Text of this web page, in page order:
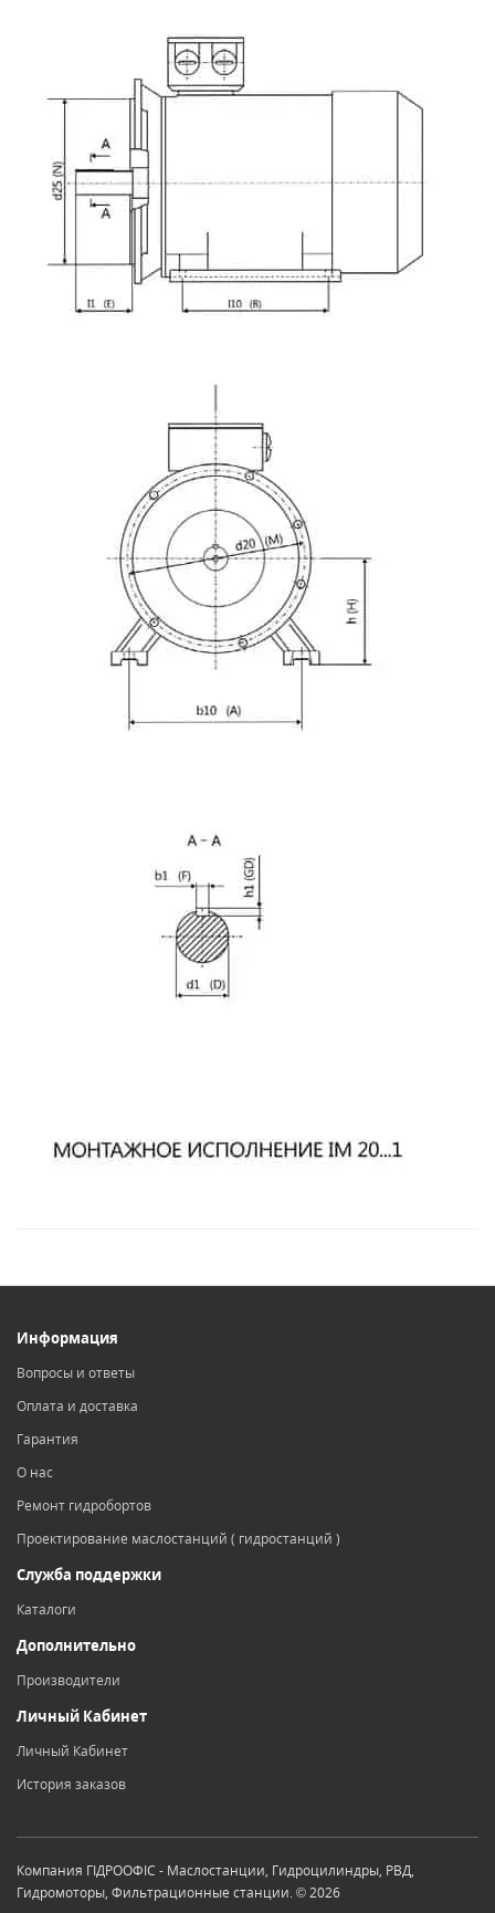
Информация
Вопросы и ответы
Оплата и доставка
Гарантия
О нас
Ремонт гидробортов
Проектирование маслостанций ( гидростанций )
Служба поддержки
Каталоги
Дополнительно
Производители
Личный Кабинет
Личный Кабинет
История заказов
Компания ГІДРООФІС - Маслостанции, Гидроцилиндры, РВД,
Гидромоторы, Фильтрационные станции. © 2026